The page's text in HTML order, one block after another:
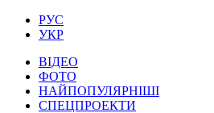
РУС
УКР
ВІДЕО
ФОТО
НАЙПОПУЛЯРНІШІ
СПЕЦПРОЕКТИ